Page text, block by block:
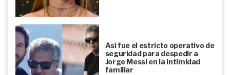
Así fue el estricto operativo de
seguridad para despedir a
Jorge Messi en la intimidad
familiar